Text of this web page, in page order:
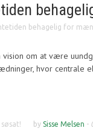
behagelig for
vision om at være
hvor centrale
by Sisse Melsen -